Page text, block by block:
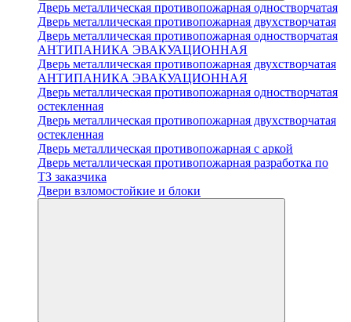
Дверь металлическая противопожарная одностворчатая
Дверь металлическая противопожарная двухстворчатая
Дверь металлическая противопожарная одностворчатая
АНТИПАНИКА ЭВАКУАЦИОННАЯ
Дверь металлическая противопожарная двухстворчатая
АНТИПАНИКА ЭВАКУАЦИОННАЯ
Дверь металлическая противопожарная одностворчатая
остекленная
Дверь металлическая противопожарная двухстворчатая
остекленная
Дверь металлическая противопожарная с аркой
Дверь металлическая противопожарная разработка по
ТЗ заказчика
Двери взломостойкие и блоки